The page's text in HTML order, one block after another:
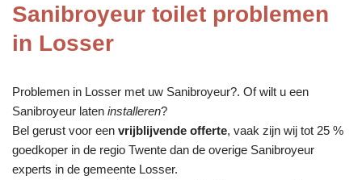
Sanibroyeur toilet problemen
in Losser
Problemen in Losser met uw Sanibroyeur?. Of wilt u een
Sanibroyeur laten installeren?
Bel gerust voor een vrijblijvende offerte, vaak zijn wij tot 25 %
goedkoper in de regio Twente dan de overige Sanibroyeur
experts in de gemeente Losser.